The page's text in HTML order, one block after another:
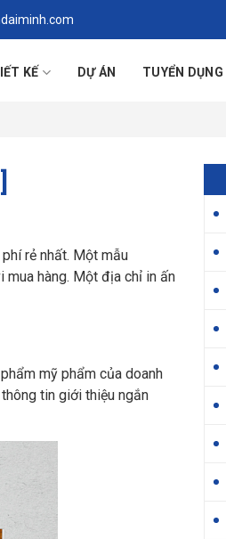
KẾ DỰ ÁN TUYỂN DỤNG
rẻ nhất. Một mẫu
mua hàng. Một địa chỉ in ấn
mỹ phẩm của doanh
tin giới thiệu ngắn